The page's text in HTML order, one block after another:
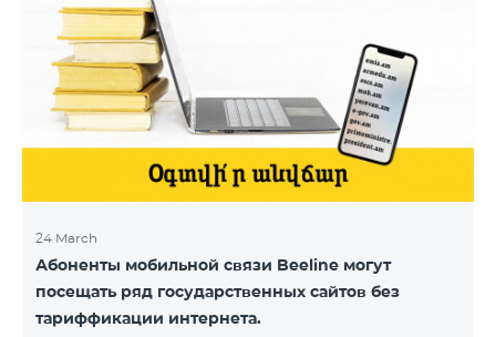
24 March
Абоненты мобильной связи Beeline могут
посещать ряд государственных сайтов без
тариффикации интернета.